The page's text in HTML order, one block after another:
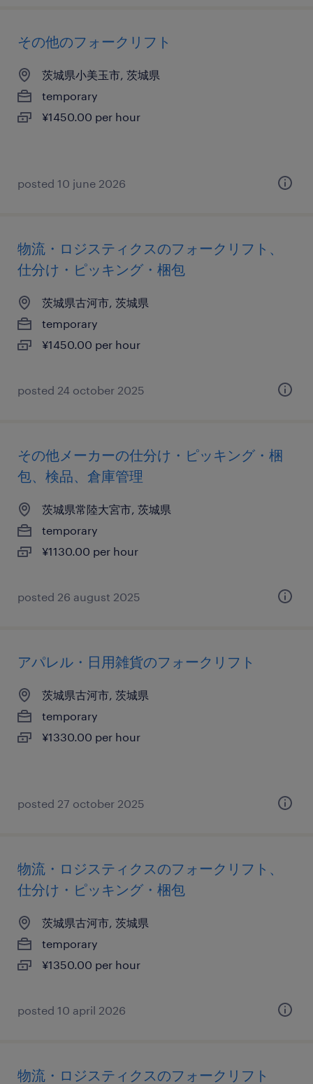
その他のフォークリフト
茨城県小美玉市, 茨城県
temporary
¥1450.00 per hour
posted 10 june 2026
物流・ロジスティクスのフォークリフト、
仕分け・ピッキング・梱包
茨城県古河市, 茨城県
temporary
¥1450.00 per hour
posted 24 october 2025
その他メーカーの仕分け・ピッキング・梱
包、検品、倉庫管理
茨城県常陸大宮市, 茨城県
temporary
¥1130.00 per hour
posted 26 august 2025
アパレル・日用雑貨のフォークリフト
茨城県古河市, 茨城県
temporary
¥1330.00 per hour
posted 27 october 2025
物流・ロジスティクスのフォークリフト、
仕分け・ピッキング・梱包
茨城県古河市, 茨城県
temporary
¥1350.00 per hour
posted 10 april 2026
物流・ロジスティクスのフォークリフト